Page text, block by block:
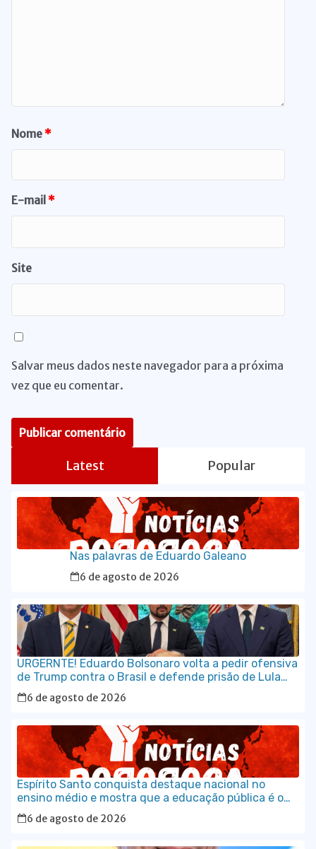
Nome*
E-mail*
Site
Salvar meus dados neste navegador para a próxima
vez que eu comentar.
Latest Popular
Nas palavras de Eduardo Galeano
6 de agosto de 2026
URGERNTE! Eduardo Bolsonaro volta a pedir ofensiva
de Trump contra o Brasil e defende prisão de Lula
em vídeo em inglês
6 de agosto de 2026
Espírito Santo conquista destaque nacional no
ensino médio e mostra que a educação pública é o
caminho para o desenvolvimento do Brasil
6 de agosto de 2026